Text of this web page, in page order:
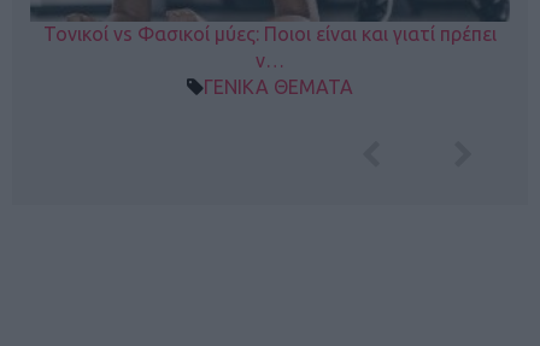
Τονικοί vs Φασικοί μύες: Ποιοι είναι και γιατί πρέπει
ν…
ΓΕΝΙΚΑ ΘΕΜΑΤΑ